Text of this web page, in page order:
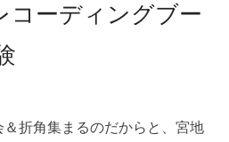
コーディングブー
折角集まるのだからと、宮地